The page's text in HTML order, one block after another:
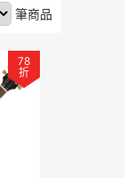
筆商品
78
折